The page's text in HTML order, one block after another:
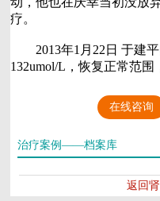
疗。
2013年1月22日 于建平
132umol/L，恢复正常范围
在线咨询
治疗案例——档案库
返回